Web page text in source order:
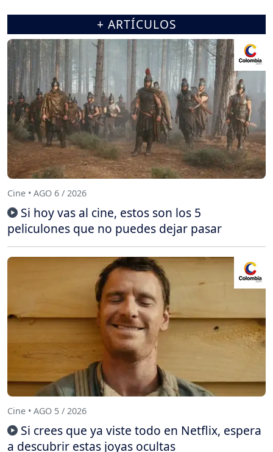
+ ARTÍCULOS
Cine • AGO 6 / 2026
Si hoy vas al cine, estos son los 5
peliculones que no puedes dejar pasar
Cine • AGO 5 / 2026
Si crees que ya viste todo en Netflix, espera
a descubrir estas joyas ocultas